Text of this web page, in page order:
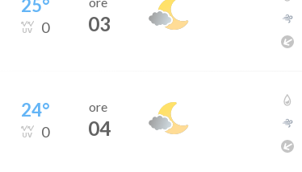
25°
0 03
24°
0
ore
04